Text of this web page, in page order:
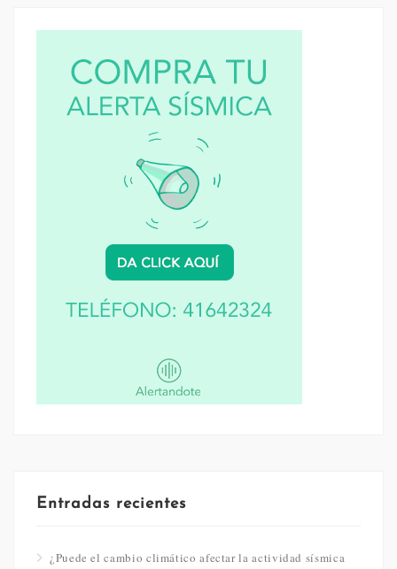
Entradas recientes
¿Puede el cambio climático afectar la actividad sísmica